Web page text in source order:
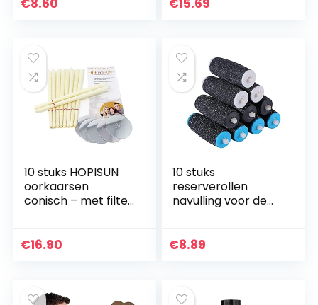
€8.60 €15.69
10 stuks HOPISUN
oorkaarsen
conisch – met filter
ng
€16.90
10 stuks
reserverollen
navulling voor de
€8.89